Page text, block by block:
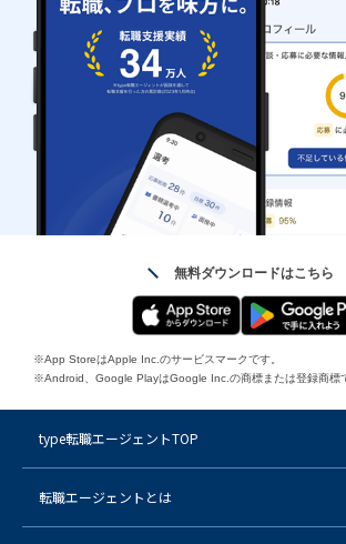
無料ダウンロードはこちら
※App StoreはApple Inc.のサービスマークです。
※Android、Google PlayはGoogle Inc.の商標または登録商標
type転職エージェントTOP
転職エージェントとは